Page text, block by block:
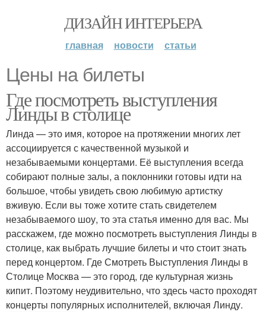
ДИЗАЙН ИНТЕРЬЕРА
главная новости статьи
Цены на билеты
Где посмотреть выступления
Линды в столице
Линда — это имя, которое на протяжении многих лет
ассоциируется с качественной музыкой и
незабываемыми концертами. Её выступления всегда
собирают полные залы, а поклонники готовы идти на
большое, чтобы увидеть свою любимую артистку
вживую. Если вы тоже хотите стать свидетелем
незабываемого шоу, то эта статья именно для вас. Мы
расскажем, где можно посмотреть выступления Линды в
столице, как выбрать лучшие билеты и что стоит знать
перед концертом. Где Смотреть Выступления Линды в
Столице Москва — это город, где культурная жизнь
кипит. Поэтому неудивительно, что здесь часто проходят
концерты популярных исполнителей, включая Линду.